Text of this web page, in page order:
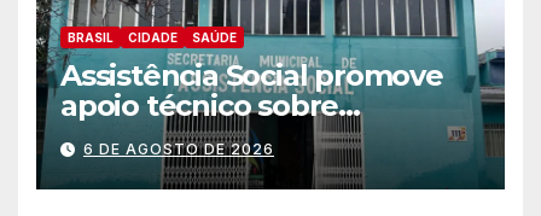
BRASIL CIDADE SAÚDE
Assistência Social promove
apoio técnico sobre
preparação e resposta a
situações de emergência e
calamidade pública
6 DE AGOSTO DE 2026